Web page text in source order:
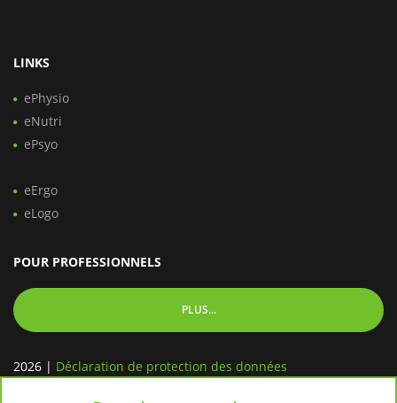
LINKS
ePhysio
eNutri
ePsyo
eErgo
eLogo
POUR PROFESSIONNELS
PLUS...
2026 | Déclaration de protection des données